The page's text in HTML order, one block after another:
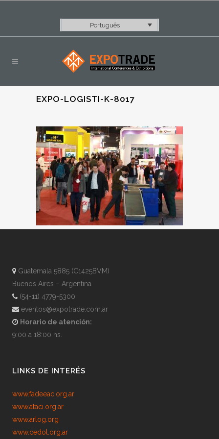
Português
EXPO-LOGISTI-K-8017
Guatemala 5885 (C1425BVM)
Buenos Aires – Argentina
(54-11) 4779-5300
eventos@expotrade.com.ar
Horario de atención:
9:00 a 18:00 hs.
LINKS DE INTERÉS
www.fadeeac.org.ar
www.ataci.org.ar
www.arlog.org
www.cedol.org.ar